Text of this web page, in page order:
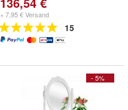
+ 7,95 € Versand
15
- 5%